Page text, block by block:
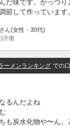
だ味です。がっつ
節して作っています
さん(女性・30代)
評価
ーメンランキング での
るんだよね
も炭水化物や〜ん